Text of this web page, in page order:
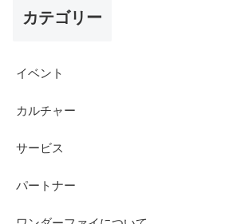
カテゴリー
イベント
カルチャー
サービス
パートナー